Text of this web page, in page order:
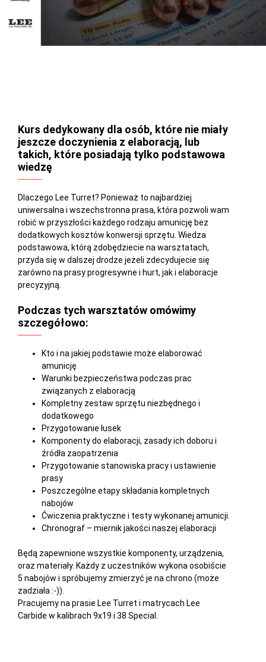
Kurs dedykowany dla osób, które nie miały
jeszcze doczynienia z elaboracją, lub
takich, które posiadają tylko podstawowa
wiedzę
Dlaczego Lee Turret? Ponieważ to najbardziej
uniwersalna i wszechstronna prasa, która pozwoli wam
robić w przyszłości każdego rodzaju amunicję bez
dodatkowych kosztów konwersji sprzętu. Wiedza
podstawowa, którą zdobędziecie na warsztatach,
przyda się w dalszej drodze jeżeli zdecydujecie się
zarówno na prasy progresywne i hurt, jak i elaboracje
precyzyjną.
Podczas tych warsztatów omówimy
szczegółowo:
Kto i na jakiej podstawie może elaborować
amunicję
Warunki bezpieczeństwa podczas prac
związanych z elaboracją
Kompletny zestaw sprzętu niezbędnego i
dodatkowego
Przygotowanie łusek
Komponenty do elaboracji, zasady ich doboru i
źródła zaopatrzenia
Przygotowanie stanowiska pracy i ustawienie
prasy
Poszczególne etapy składania kompletnych
nabojów
Ćwiczenia praktyczne i testy wykonanej amunicji.
Chronograf – miernik jakości naszej elaboracji
Będą zapewnione wszystkie komponenty, urządzenia,
oraz materiały. Każdy z uczestników wykona osobiście
5 nabojów i spróbujemy zmierzyć je na chrono (może
zadziała :-)).
Pracujemy na prasie Lee Turret i matrycach Lee
Carbide w kalibrach 9x19 i 38 Special.